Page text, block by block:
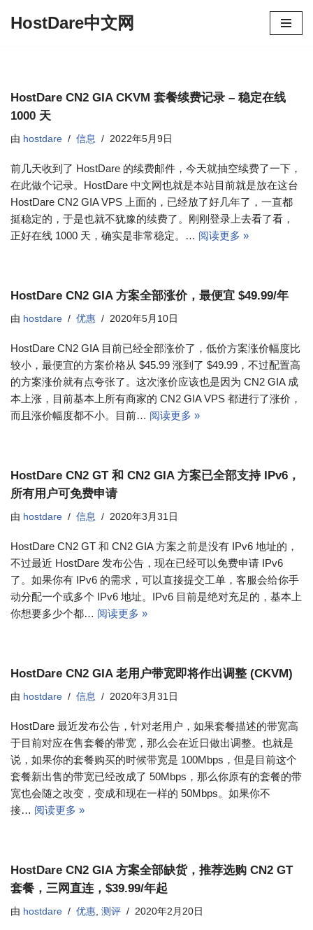
HostDare中文网
HostDare CN2 GIA CKVM 套餐续费记录 – 稳定在线
1000 天
由 hostdare 信息 2022年5月9日
前几天收到了 HostDare 的续费邮件，今天就抽空续费了一下，
在此做个记录。HostDare 中文网也就是本站目前就是放在这台
HostDare CN2 GIA VPS 上面的，已经放了好几年了，一直都
挺稳定的，于是也就不犹豫的续费了。刚刚登录上去看了看，
正好在线 1000 天，确实是非常稳定。… 阅读更多 »
HostDare CN2 GIA 方案全部涨价，最便宜 $49.99/年
由 hostdare 优惠 2020年5月10日
HostDare CN2 GIA 目前已经全部涨价了，低价方案涨价幅度比
较小，最便宜的方案价格从 $45.99 涨到了 $49.99，不过配置高
的方案涨价就有点夸张了。这次涨价应该也是因为 CN2 GIA 成
本上涨，目前基本上所有商家的 CN2 GIA VPS 都进行了涨价，
而且涨价幅度都不小。目前… 阅读更多 »
HostDare CN2 GT 和 CN2 GIA 方案已全部支持 IPv6，
所有用户可免费申请
由 hostdare 信息 2020年3月31日
HostDare CN2 GT 和 CN2 GIA 方案之前是没有 IPv6 地址的，
不过最近 HostDare 发布公告，现在已经可以免费申请 IPv6
了。如果你有 IPv6 的需求，可以直接提交工单，客服会给你手
动分配一个或多个 IPv6 地址。IPv6 目前是绝对充足的，基本上
你想要多少个都… 阅读更多 »
HostDare CN2 GIA 老用户带宽即将作出调整 (CKVM)
由 hostdare 信息 2020年3月31日
HostDare 最近发布公告，针对老用户，如果套餐描述的带宽高
于目前对应在售套餐的带宽，那么会在近日做出调整。也就是
说，如果你的套餐购买的时候带宽是 100Mbps，但是目前这个
套餐新出售的带宽已经改成了 50Mbps，那么你原有的套餐的带
宽也会随之改变，变成和现在一样的 50Mbps。如果你不
接… 阅读更多 »
HostDare CN2 GIA 方案全部缺货，推荐选购 CN2 GT
套餐，三网直连，$39.99/年起
由 hostdare 优惠, 测评 2020年2月20日